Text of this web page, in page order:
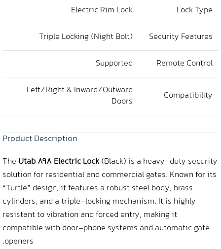
Lock Type
Electric Rim Lock
Security Features
Triple Locking (Night Bolt)
Remote Control
Supported
Compatibility
Left/Right & Inward/Outward
Doors
Product Description
The Utab 898 Electric Lock(Black) is a heavy-duty security
solution for residential and commercial gates. Known for its
“Turtle” design, it features a robust steel body, brass
cylinders, and a triple-locking mechanism. It is highly
resistant to vibration and forced entry, making it
compatible with door-phone systems and automatic gate
openers.